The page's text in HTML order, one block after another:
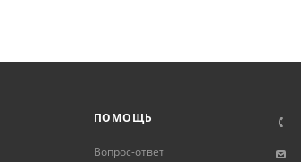
ПОМОЩЬ
Вопрос-ответ